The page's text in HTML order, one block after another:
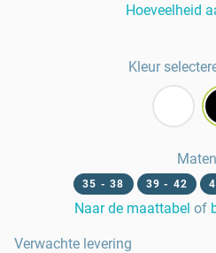
Hoeveelheid
Kleur
Maten
35 - 38 39 - 42
Naar de maattabel of
Verwachte levering